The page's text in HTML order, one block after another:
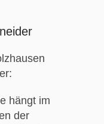
hängt im
der